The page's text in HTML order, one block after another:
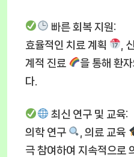
빠른 회복 지원 :
효율적인 치료 계획
,
계적 진료
을 통해 환
다.
최신 연구 및 교육:
의학 연구
, 의료 교육
극 참여하여 지속적으로